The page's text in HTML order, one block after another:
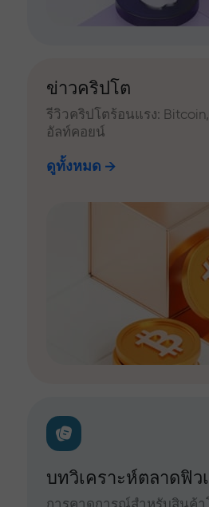
ข่าวคริปโต
รีวิวคริปโตร้อนแรง:
อัลท์คอยน์
ดูทั้งหมด
บทวิเคราะห์ตลาดฟิว
การคาดการณ์สำหรับสินค้